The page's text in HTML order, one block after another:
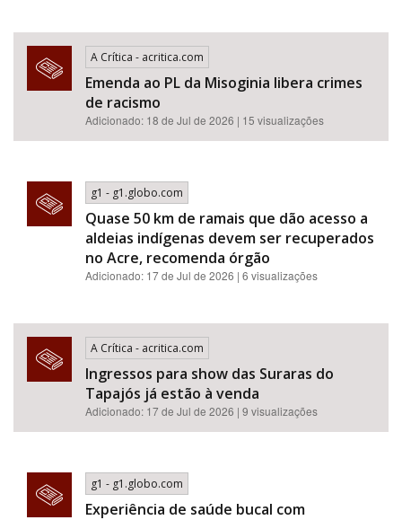
A Crítica - acritica.com
Emenda ao PL da Misoginia libera crimes
de racismo​​​​​​​​​​​​​​​​​​​​​​​​​​​​​​​​​​​​​​​​​​
Adicionado: 18 de Jul de 2026 | 15 visualizações
g1 - g1.globo.com
Quase 50 km de ramais que dão acesso a
aldeias indígenas devem ser recuperados
no Acre, recomenda órgão
Adicionado: 17 de Jul de 2026 | 6 visualizações
A Crítica - acritica.com
Ingressos para show das Suraras do
Tapajós já estão à venda
Adicionado: 17 de Jul de 2026 | 9 visualizações
g1 - g1.globo.com
Experiência de saúde bucal com